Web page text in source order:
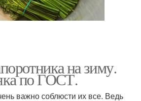
на зиму.
по ГОСТ.
важно соблюсти их все. Ведь